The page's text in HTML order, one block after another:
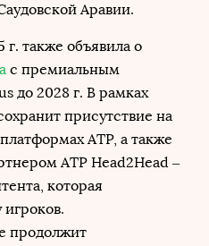
Аравии.
г. также объявила о
с премиальным
до 2028 г. В рамках
присутствие на
ATP, а также
ATP Head2Head –
которая
игроков.
продолжит